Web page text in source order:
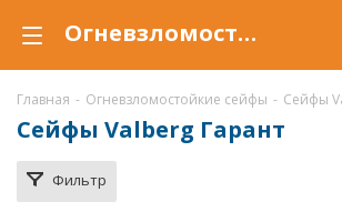
Огневзломостойкий сейф Valberg Гарант купить в Воронеже, сейфы Valberg Гарант с защитой от взлома и от огня по низкой цене c доставкой
Главная - Огневзломостойкие сейфы - Сейфы
Сейфы Valberg Гарант
Фильтр